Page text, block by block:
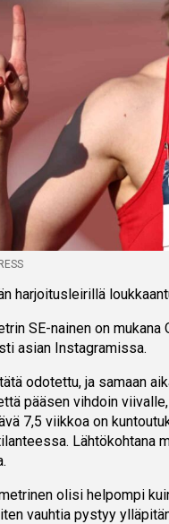
harjoitusleirillä
SE-nainen on
asian Instagramissa.
odotettu, ja samaan
pääsen vihdoin
7,5 viikkoa on
Lähtökohtana
olisi helpompi
vauhtia pystyy